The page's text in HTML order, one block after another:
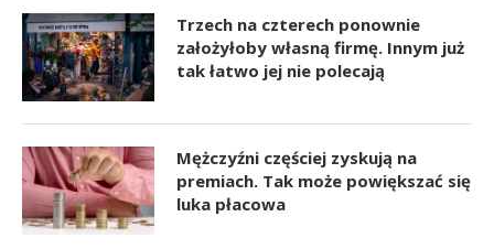
Trzech na czterech ponownie
założyłoby własną firmę. Innym już
tak łatwo jej nie polecają
Mężczyźni częściej zyskują na
premiach. Tak może powiększać się
luka płacowa